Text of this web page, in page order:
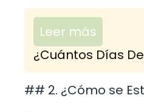
Leer más
¿Cuántos Días
## 2. ¿Cómo se